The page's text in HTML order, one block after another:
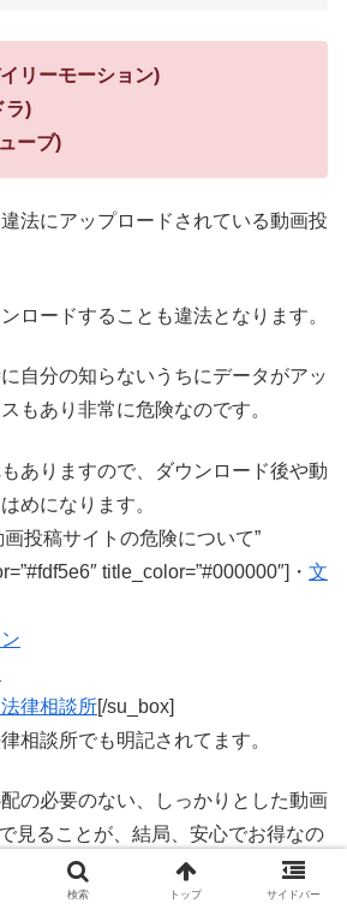
リーモーション)
ラ)
ーブ)
法にアップロードされている動画投
ロードすることも違法となります。
自分の知らないうちにデータがアッ
もあり非常に危険なのです。
ありますので、ダウンロード後や動
めになります。
画投稿サイトの危険について”
title_color=”#000000″]・ 文
律相談所[/su_box]
相談所でも明記されてます。
の必要のない、しっかりとした動画
見ることが、結局、安心でお得なの
検索 トップ サイドバー